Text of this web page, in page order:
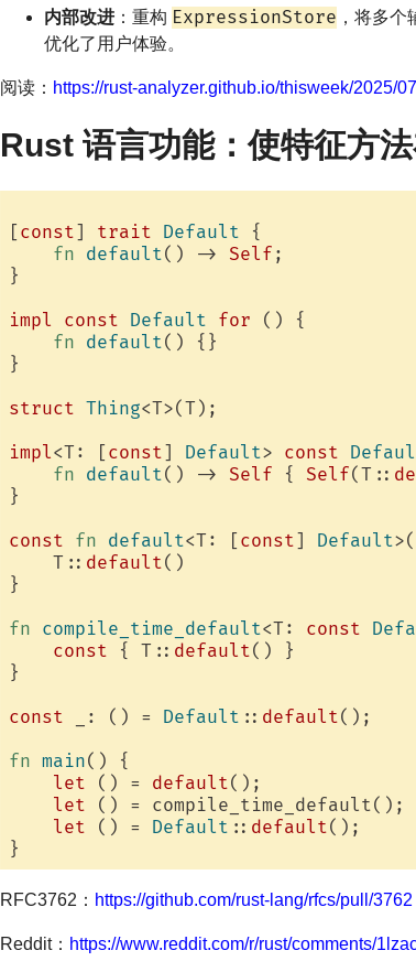
内部改进 ：重构 ExpressionStore ，将多个
优化了用户体验。
阅读： https://rust-analyzer.github.io/thisweek/2025/
Rust 语言功能：使特征方
[const] trait Default {
fn default() -> Self ;
}
impl const Default for () {
fn default() {}
}
struct Thing<T>(T);
impl<T: [const] Default> const
fn default() -> Self { Self(T::
}
const fn default<T: [const] Default
    T::
default()
}
fn compile_time_default<T: const
const { T:: default() }
}
const _: () = Default :: default();
fn main() {
let () = default();
let () = compile_time_default();
let () = Default :: default();
RFC3762： https://github.com/rust-lang/rfcs/pull/3762
Reddit： https://www.reddit.com/r/rust/comments/